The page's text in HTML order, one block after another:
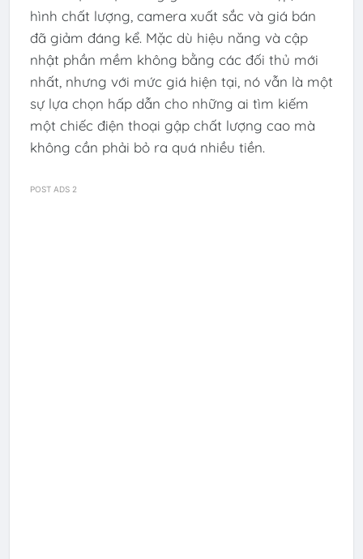
hình chất lượng, camera xuất sắc và giá bán
đã giảm đáng kể. Mặc dù hiệu năng và cập
nhật phần mềm không bằng các đối thủ mới
nhất, nhưng với mức giá hiện tại, nó vẫn là một
sự lựa chọn hấp dẫn cho những ai tìm kiếm
một chiếc điện thoại gập chất lượng cao mà
không cần phải bỏ ra quá nhiều tiền.
POST ADS 2